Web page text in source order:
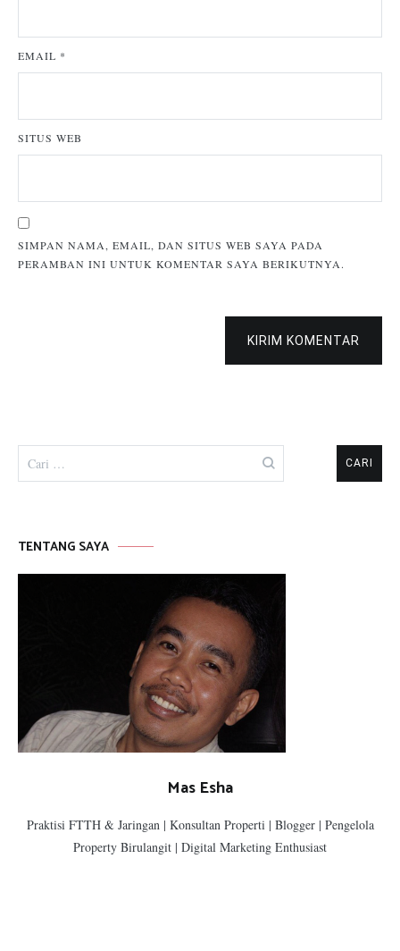
EMAIL *
SITUS WEB
SIMPAN NAMA, EMAIL, DAN SITUS WEB SAYA PADA
PERAMBAN INI UNTUK KOMENTAR SAYA BERIKUTNYA.
KIRIM KOMENTAR
untuk:
TENTANG SAYA
Mas Esha
Praktisi FTTH & Jaringan | Konsultan Properti | Blogger | Pengelola
Property Birulangit | Digital Marketing Enthusiast